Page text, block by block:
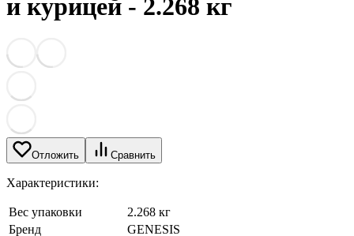
и курицей - 2.268 кг
Отложить Сравнить
Характеристики:
Вес упаковки
2.268 кг
Бренд
GENESIS